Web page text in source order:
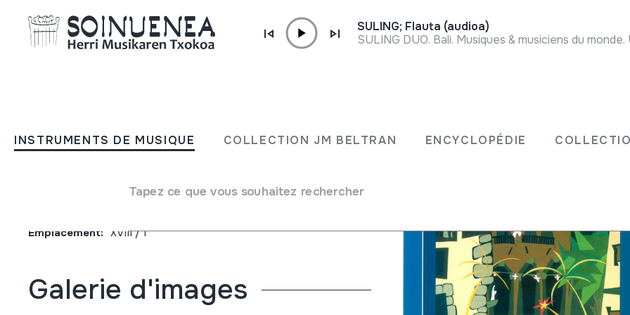
INSTRUMENTS DE MUSIQUE COLLECTION JM BELTRAN ENCYCLOPÉDIE
Tapez ce que vous souhaitez rechercher
SULING; Flauta (audioa)
Xanistebanak 97; Oiartzun 97;
Oiartzungo Udala
Emplacement: XVIII / 1
Galerie d'images